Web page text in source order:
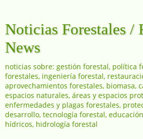
Noticias Forestales /
News
noticias sobre: gestión forestal, política
forestales, ingeniería forestal,
aprovechamientos forestales, biomasa,
espacios naturales, áreas y espacios
enfermedades y plagas forestales,
desarrollo, tecnología forestal,
hídricos, hidrología forestal